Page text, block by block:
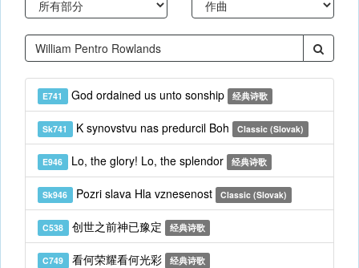
E741 God ordained us unto sonship 经典诗歌
Sk741 K synovstvu nas predurcil Boh Classic (Slovak)
E946 Lo, the glory! Lo, the splendor 经典诗歌
Sk946 Pozri slava Hla vznesenost Classic (Slovak)
C538 创世之前神已豫定 经典诗歌
C749 看何荣耀看何光彩 经典诗歌